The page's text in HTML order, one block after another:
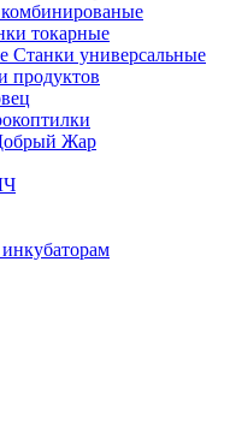
токарные
Станки универсальные
продуктов
Жар